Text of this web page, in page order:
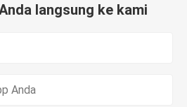
langsung ke kami